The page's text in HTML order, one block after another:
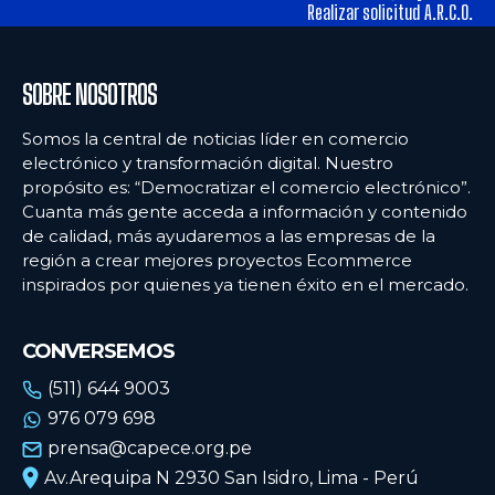
Ecommercenews
PERÚ
ARGENTINA
BOLIVIA
CHILE
ECUADOR
MÉXICO
URUGUAY
VENEZUELA
Ecommercenews
PERÚ
ARGENTINA
BOLIVIA
CHILE
ECUADOR
MÉXICO
URUGUAY
VENEZUELA
Realizar solicitud A.R.C.O.
SOBRE NOSOTROS
Somos la central de noticias líder en comercio
electrónico y transformación digital. Nuestro
propósito es: “Democratizar el comercio electrónico”.
Cuanta más gente acceda a información y contenido
de calidad, más ayudaremos a las empresas de la
región a crear mejores proyectos Ecommerce
inspirados por quienes ya tienen éxito en el mercado.
CONVERSEMOS
(511) 644 9003
976 079 698
prensa@capece.org.pe
Av.Arequipa N 2930 San Isidro, Lima - Perú